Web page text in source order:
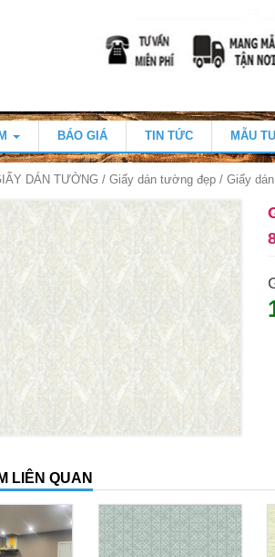
BÁO GIÁ TIN TỨC MẪU
DÁN TƯỜNG / Giấy dán tường đẹp / Giấy
LIÊN QUAN